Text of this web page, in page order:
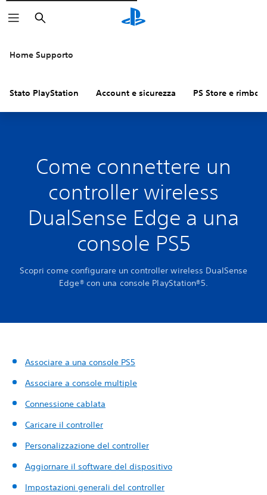
Cerca
Home Supporto
Stato PlayStation Account e sicurezza PS Store e
Come connettere un
controller wireless
DualSense Edge a una
console PS5
Scopri come configurare un controller wireless DualSense
Edge® con una console PlayStation®5.
Associare a una console PS5
Associare a console multiple
Connessione cablata
Caricare il controller
Personalizzazione del controller
Aggiornare il software del dispositivo
Impostazioni generali del controller